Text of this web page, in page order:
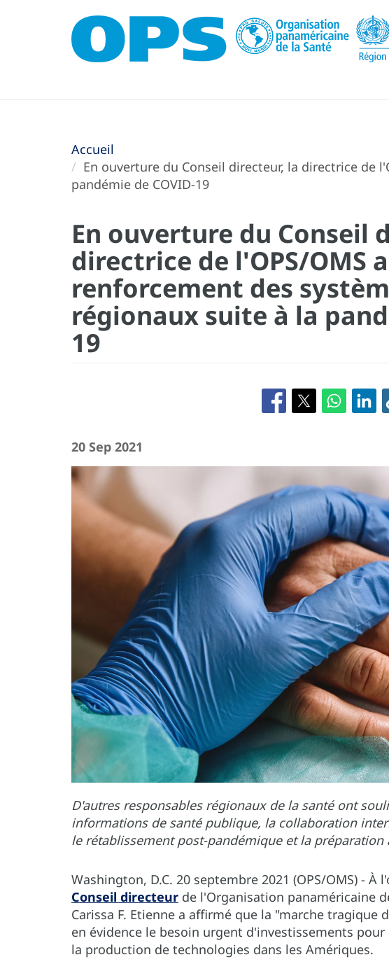
Accueil
En ouverture du Conseil directeur, la directrice de
pandémie de COVID-19
En ouverture du Conseil
directrice de l'OPS/OMS
renforcement des
régionaux suite à la
19
20 Sep 2021
D'autres responsables régionaux de la santé ont
informations de santé publique, la collaboration
le rétablissement post-pandémique et la préparation
Washington, D.C. 20 septembre 2021 (OPS/OMS) -
Conseil directeur de l'Organisation panaméricaine
Carissa F. Etienne a affirmé que la "marche tragique
en évidence le besoin urgent d'investissements
la production de technologies dans les Amériques.